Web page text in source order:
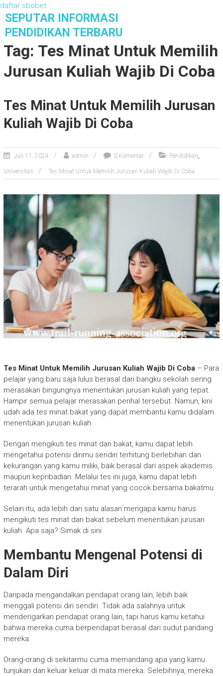
daftar sbobet
SEPUTAR INFORMASI
PENDIDIKAN TERBARU
Tag: Tes Minat Untuk Memilih
Jurusan Kuliah Wajib Di Coba
Tes Minat Untuk Memilih Jurusan
Kuliah Wajib Di Coba
Juli 11, 2024 admin 0 Komentar Pendidikan,
Universitas Tes Minat Untuk Memilih Jurusan Kuliah Wajib Di Coba
Tes Minat Untuk Memilih Jurusan Kuliah Wajib Di Coba– Para
pelajar yang baru saja lulus berasal dari bangku sekolah sering
merasakan bingungnya menentukan jurusan kuliah yang tepat.
Hampir semua pelajar merasakan perihal tersebut. Namun, kini
udah ada tes minat bakat yang dapat membantu kamu didalam
menentukan jurusan kuliah.
Dengan mengikuti tes minat dan bakat, kamu dapat lebih
mengetahui potensi dirimu sendiri terhitung berlebihan dan
kekurangan yang kamu miliki, baik berasal dari aspek akademis
maupun kepribadian. Melalui tes ini juga, kamu dapat lebih
terarah untuk mengetahui minat yang cocok bersama bakatmu.
Selain itu, ada lebih dari satu alasan mengapa kamu harus
mengikuti tes minat dan bakat sebelum menentukan jurusan
kuliah. Apa saja? Simak di sini.
Membantu Mengenal Potensi di
Dalam Diri
Daripada mengandalkan pendapat orang lain, lebih baik
menggali potensi diri sendiri. Tidak ada salahnya untuk
mendengarkan pendapat orang lain, tapi harus kamu ketahui
bahwa mereka cuma berpendapat berasal dari sudut pandang
mereka.
Orang-orang di sekitarmu cuma memandang apa yang kamu
tunjukan dan keluar keluar di mata mereka. Selebihnya, mereka